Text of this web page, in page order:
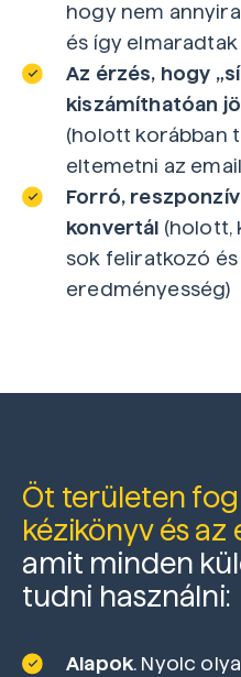
hogy nem
és így
Az érzés, hogy
kiszámíthatóan
(holott korábban
eltemetni az
Forró,
konvertál (holott,
sok feliratkozó
eredményesség)
Öt területen
kézikönyv és az
amit minden
tudni használni:
Alapok. Nyolc